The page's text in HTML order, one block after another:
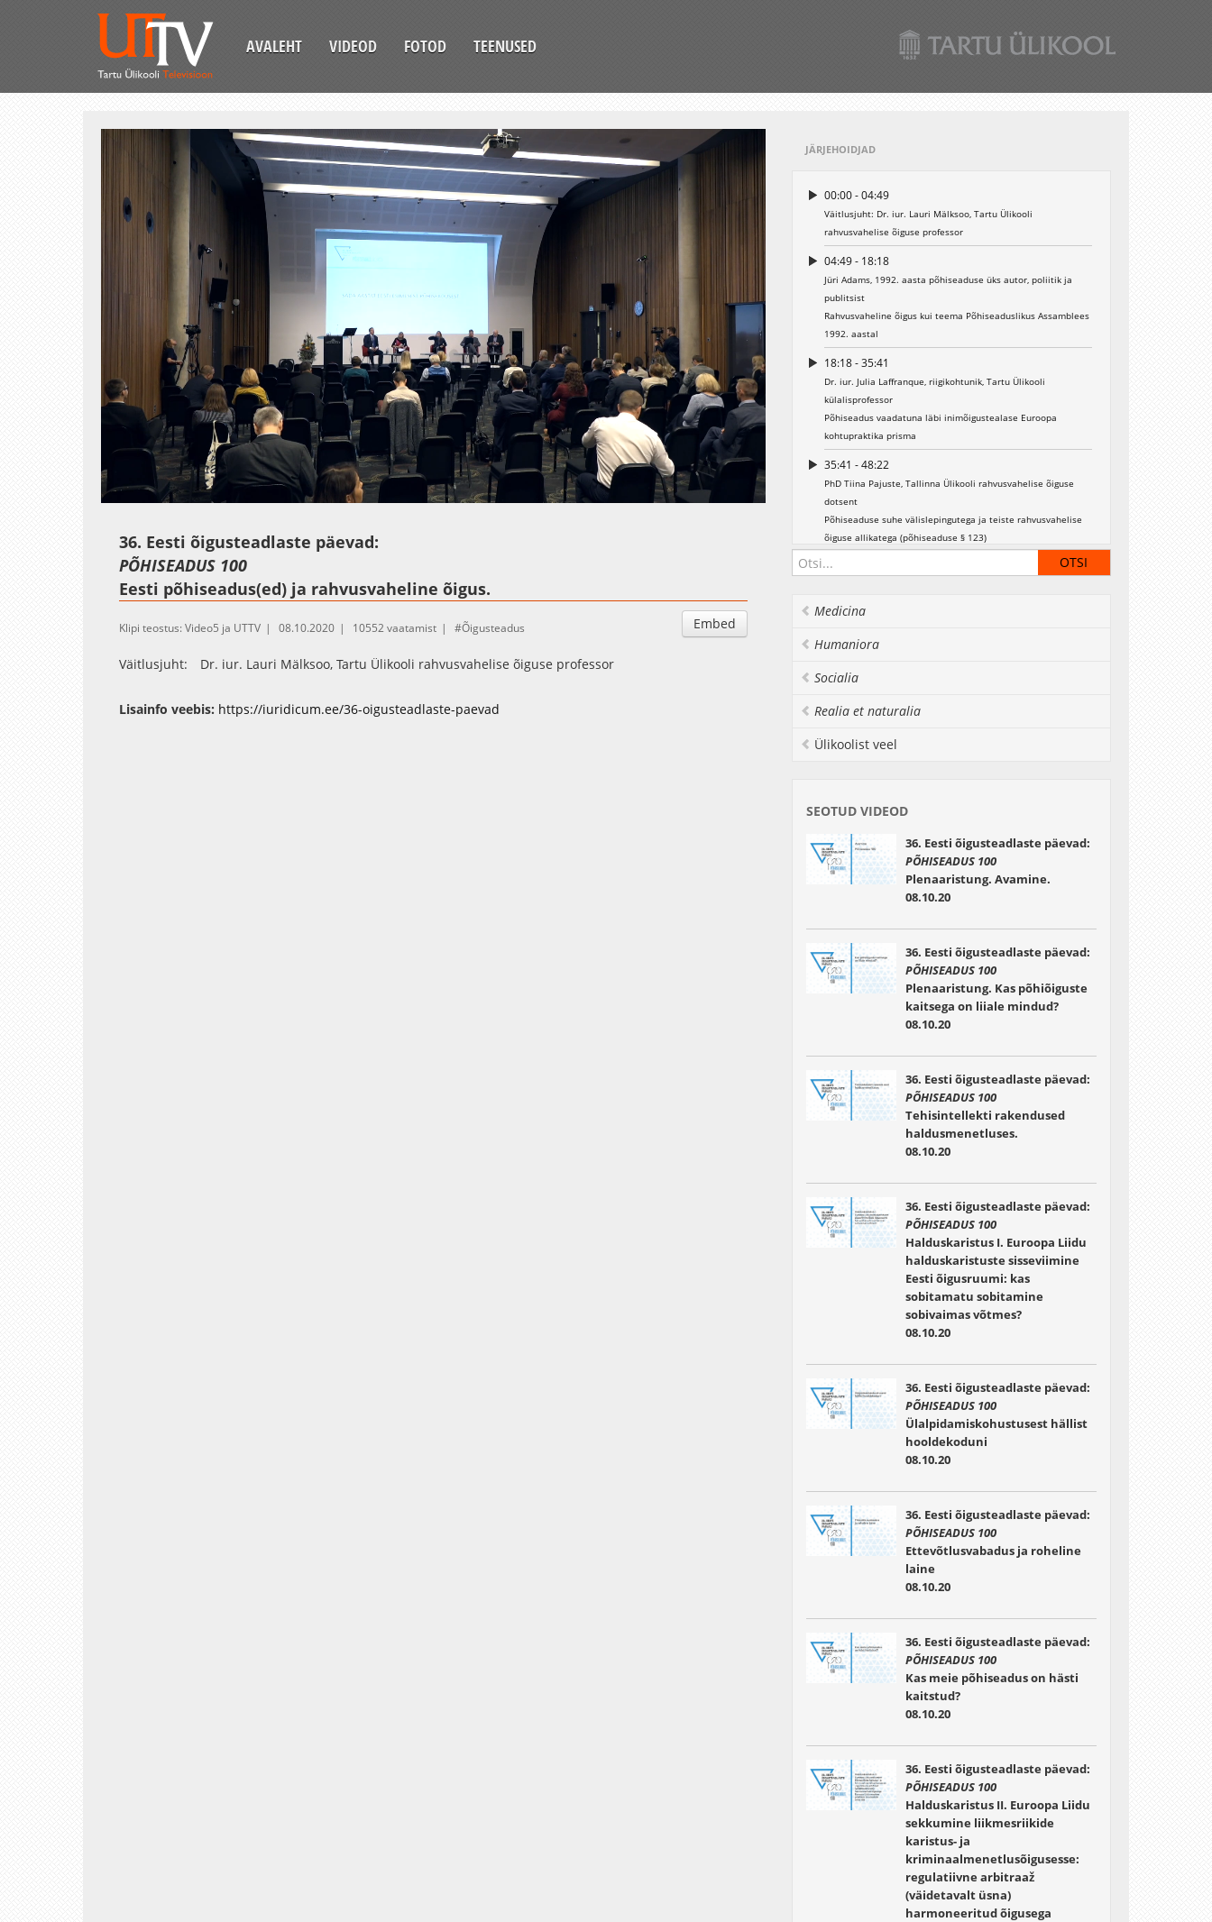
AVALEHT VIDEOD FOTOD TEENUSED
Unmute Loaded Esituskiirused
Auto
36. Eesti õigusteadlaste päevad:
PÕHISEADUS 100
Eesti põhiseadus(ed) ja rahvusvaheline õigus.
Embed
Klipi teostus: Video5 ja UTTV 08.10.2020 10552 vaatamist Õigusteadus
Väitlusjuht: Dr. iur. Lauri Mälksoo, Tartu Ülikooli rahvusvahelise õiguse professor
Lisainfo veebis: https://iuridicum.ee/36-oigusteadlaste-paevad
JÄRJEHOIDJAD
00:00 - 04:49
Väitlusjuht: Dr. iur. Lauri Mälksoo, Tartu Ülikooli
rahvusvahelise õiguse professor
04:49 - 18:18
Jüri Adams, 1992. aasta põhiseaduse üks autor, poliitik ja
publitsist
Rahvusvaheline õigus kui teema Põhiseaduslikus Assamblees
1992. aastal
18:18 - 35:41
Dr. iur. Julia Laffranque, riigikohtunik, Tartu Ülikooli
külalisprofessor
Põhiseadus vaadatuna läbi inimõigustealase Euroopa
kohtupraktika prisma
35:41 - 48:22
PhD Tiina Pajuste, Tallinna Ülikooli rahvusvahelise õiguse
dotsent
Põhiseaduse suhe välislepingutega ja teiste rahvusvahelise
õiguse allikatega (põhiseaduse § 123)
48:22 - 59:06
Põhiseaduse § 3 tähendus materiaalsele karistusõigusele
Arutelu
Medicina
Humaniora
Socialia
Realia et naturalia
Ülikoolist veel
SEOTUD VIDEOD
36. Eesti õigusteadlaste päevad:
PÕHISEADUS 100
Plenaaristung. Avamine.
08.10.20
36. Eesti õigusteadlaste päevad:
PÕHISEADUS 100
Plenaaristung. Kas põhiõiguste
kaitsega on liiale mindud?
08.10.20
36. Eesti õigusteadlaste päevad:
PÕHISEADUS 100
Tehisintellekti rakendused
haldusmenetluses.
08.10.20
36. Eesti õigusteadlaste päevad:
PÕHISEADUS 100
Halduskaristus I. Euroopa Liidu
halduskaristuste sisseviimine
Eesti õigusruumi: kas
sobitamatu sobitamine
sobivaimas võtmes?
08.10.20
36. Eesti õigusteadlaste päevad:
PÕHISEADUS 100
Ülalpidamiskohustusest hällist
hooldekoduni
08.10.20
36. Eesti õigusteadlaste päevad:
PÕHISEADUS 100
Ettevõtlusvabadus ja roheline
laine
08.10.20
36. Eesti õigusteadlaste päevad:
PÕHISEADUS 100
Kas meie põhiseadus on hästi
kaitstud?
08.10.20
36. Eesti õigusteadlaste päevad:
PÕHISEADUS 100
Halduskaristus II. Euroopa Liidu
sekkumine liikmesriikide
karistus- ja
kriminaalmenetlusõigusesse:
regulatiivne arbitraaž
(väidetavalt üsna)
harmoneeritud õigusega